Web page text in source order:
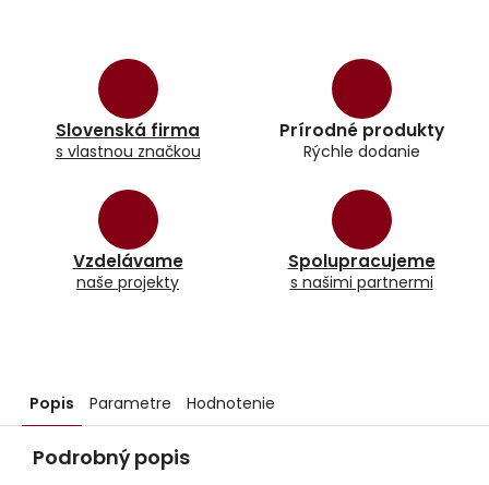
Slovenská firma
s vlastnou značkou
Prírodné produkty
Rýchle dodanie
Vzdelávame
naše projekty
Spolupracujeme
s našimi partnermi
Popis Parametre Hodnotenie
Podrobný popis